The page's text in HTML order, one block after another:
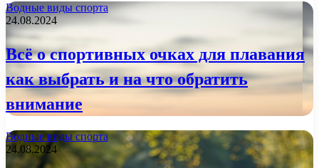
Водные виды спорта
24.08.2024
Всё о спортивных очках для плавания
как выбрать и на что обратить
внимание
Водные виды спорта
24.08.2024